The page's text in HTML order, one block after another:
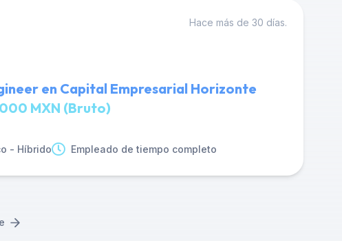
Hace más de 30 días.
en Capital Empresarial Horizonte
MXN (Bruto)
- Híbrido Empleado de tiempo completo